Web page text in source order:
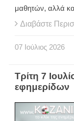
μαθητών, αλλά
Διαβάστε
07 Ιούλιος 2026
Τρίτη 7
εφημερίδων